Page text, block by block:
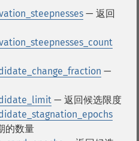
— 返回
—
— 返回候选限度
的数量